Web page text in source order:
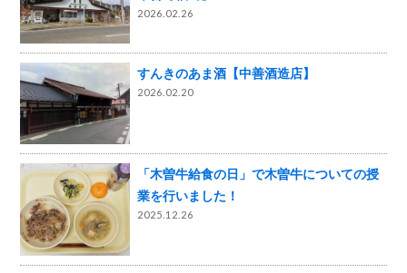
2026.02.26
すんきのあま酒【中善酒造店】
2026.02.20
「木曽牛給食の日」で木曽牛についての授
業を行いました！
2025.12.26